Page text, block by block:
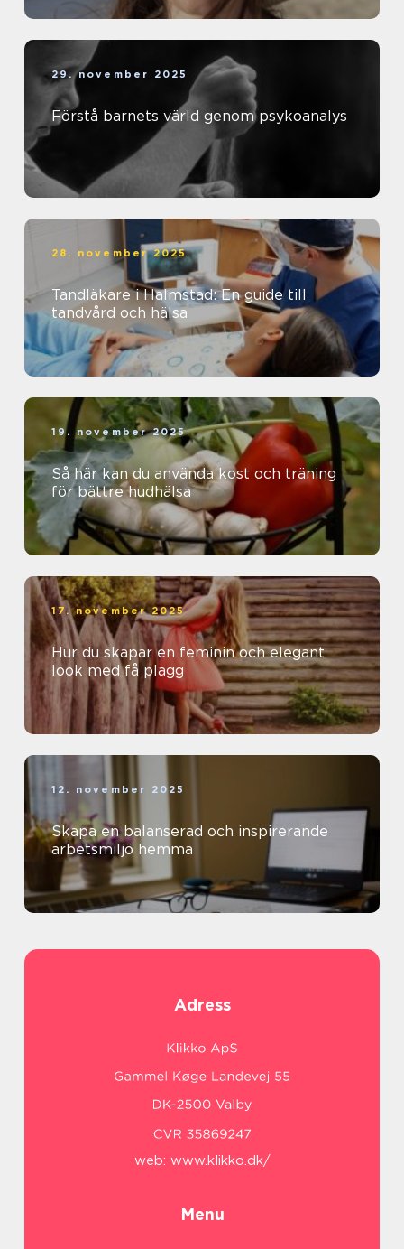
29. november 2025
Förstå barnets värld genom psykoanalys
28. november 2025
Tandläkare i Halmstad: En guide till
tandvård och hälsa
19. november 2025
Så här kan du använda kost och träning
för bättre hudhälsa
17. november 2025
Hur du skapar en feminin och elegant
look med få plagg
12. november 2025
Skapa en balanserad och inspirerande
arbetsmiljö hemma
Adress
web: www.klikko.dk/
Menu